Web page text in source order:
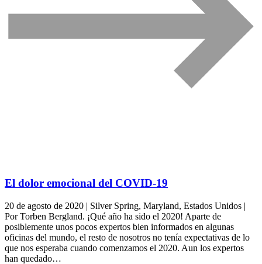
El dolor emocional del COVID-19
20 de agosto de 2020 | Silver Spring, Maryland, Estados Unidos |
Por Torben Bergland. ¡Qué año ha sido el 2020! Aparte de
posiblemente unos pocos expertos bien informados en algunas
oficinas del mundo, el resto de nosotros no tenía expectativas de lo
que nos esperaba cuando comenzamos el 2020. Aun los expertos
han quedado…